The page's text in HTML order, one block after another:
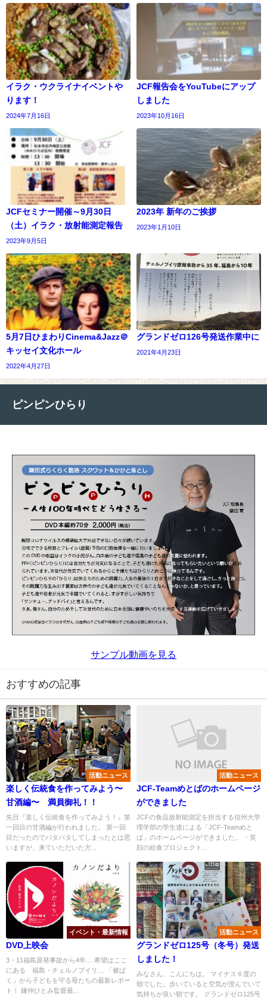
イラク・ウクライナイベントや
ります！
2024年7月16日
JCF報告会をYouTubeにアップ
しました
2023年10月16日
JCFセミナー開催～9月30日
（土）イラク・放射能測定報告
2023年9月5日
2023年 新年のご挨拶
2023年1月10日
5月7日ひまわりCinema&Jazz＠
キッセイ文化ホール
2022年4月27日
グランドゼロ126号発送作業中に
2021年4月23日
ピンピンひらり
サンプル動画を見る
おすすめの記事
活動ニュース
楽しく伝統食を作ってみよう〜
甘酒編〜 満員御礼！！
先日『楽しく伝統食を作ってみよう！』第
一回目の甘酒編が行われました。 第一回
目だったのでバタバタしてしまったとは思
いますが、来ていただいた方...
活動ニュース
JCF-Teamめとばのホームページ
ができました
JCFの食品放射能測定を担当する信州大学
理学部の学生達による「JCF-Teamめと
ば」のホームページができました。 ・笑
顔の給食プロジェクト...
イベント・最新情報
DVD上映会
3・11福島原発事故から4年… 希望はここ
にある 福島・チェルノブイリ… 「被ば
く」から子どもを守る母たちの最新レポー
ト！ 鎌仲ひとみ監督最...
活動ニュース
グランドゼロ125号（冬号）発送
しました！
みなさん、こんにちは。 マイナス６度の
朝でした。歩いていると空気が澄んでいて
気持ちが良い朝です。 グランドゼロ125号